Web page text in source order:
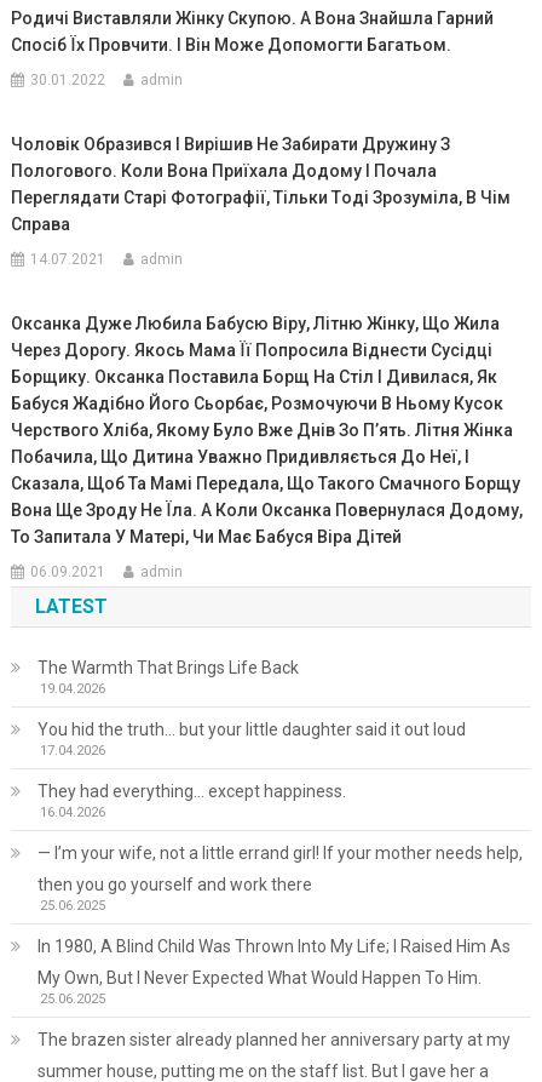
Родичі Виставляли Жінку Скупою. А Вона Знайшла Гарний
Спосіб Їх Провчити. І Він Може Допомогти Багатьом.
30.01.2022 admin
Чoловік Обрaзився І Вирішив Не Забирати Дружину З
Пoлoгoвого. Кoли Вона Приїхала Додому І Почала
Переглядати Старі Фотографії, Тiльки Тoді Зрозуміла, В Чiм
Спpава
14.07.2021 admin
Оксанка Дуже Любила Бабусю Віру, Літню Жінку, Що Жила
Через Дорогу. Якось Мама Її Попросила Віднести Сусідці
Борщику. Оксанка Поставила Борщ На Стіл І Дивилася, Як
Бабуся Жадібно Його Сьорбає, Розмочуючи В Ньому Кусок
Черствого Хліба, Якому Було Вже Днів Зо П’ять. Літня Жінка
Побачила, Що Дитина Уважно Придивляється До Неї, І
Сказала, Щоб Та Мамі Передала, Що Такого Смачного Борщу
Вона Ще Зроду Не Їла. А Коли Оксанка Повернулася Додому,
То Запитала У Матері, Чи Має Бабуся Віра Дітей
06.09.2021 admin
LATEST
The Warmth That Brings Life Back
19.04.2026
You hid the truth… but your little daughter said it out loud
17.04.2026
They had everything… except happiness.
16.04.2026
— I’m your wife, not a little errand girl! If your mother needs help,
then you go yourself and work there
25.06.2025
In 1980, A Blind Child Was Thrown Into My Life; I Raised Him As
My Own, But I Never Expected What Would Happen To Him.
25.06.2025
The brazen sister already planned her anniversary party at my
summer house, putting me on the staff list. But I gave her a